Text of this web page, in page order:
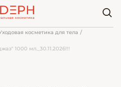
косметика для тела
1000 мл._30.11.2026!!!